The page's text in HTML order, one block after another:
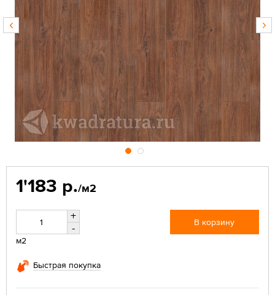
1'183 р./м2
+
-
м2
В корзину
Быстрая покупка